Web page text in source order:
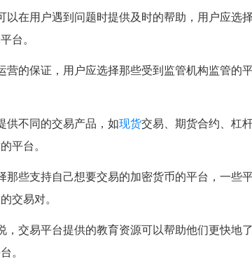
以在用户遇到问题时提供及时的帮助，用户应选
台。
营的保证，用户应选择那些受到监管机构监管的
供不同的交易产品，如现货交易、期货合约、杠
平台。
那些支持自己想要交易的加密货币的平台，一些
交易对。
，交易平台提供的教育资源可以帮助他们更快地
。